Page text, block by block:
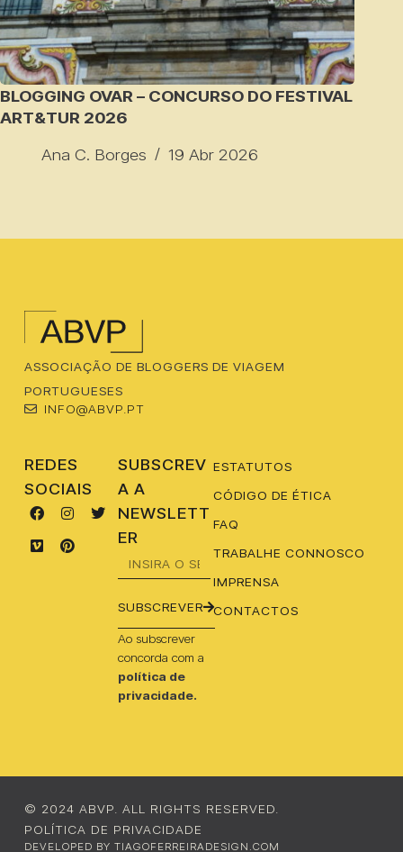
BLOGGING OVAR – CONCURSO DO FESTIVAL
ART&TUR 2026
Ana C. Borges
19 Abr 2026
ASSOCIAÇÃO DE BLOGGERS DE VIAGEM
PORTUGUESES
INFO@ABVP.PT
REDES
SOCIAIS
SUBSCREV
A A
NEWSLETT
ER
SUBSCREVER
Ao subscrever
concorda com a
política de
privacidade.
ESTATUTOS
CÓDIGO DE ÉTICA
FAQ
TRABALHE CONNOSCO
IMPRENSA
CONTACTOS
© 2024 ABVP. ALL RIGHTS RESERVED.
POLÍTICA DE PRIVACIDADE
DEVELOPED BY TIAGOFERREIRADESIGN.COM